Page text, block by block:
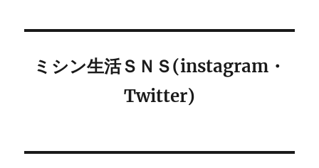
ミシン生活ＳＮＳ(instagram・
Twitter)